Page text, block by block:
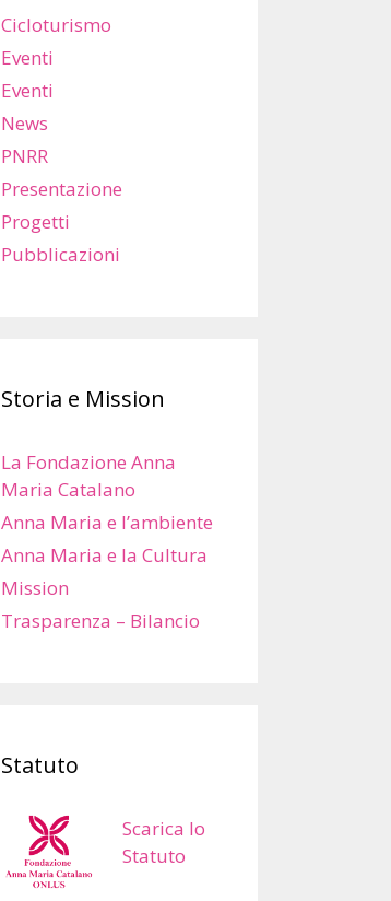
Cicloturismo
Eventi
Eventi
News
PNRR
Presentazione
Progetti
Pubblicazioni
Storia e Mission
La Fondazione Anna
Maria Catalano
Anna Maria e l’ambiente
Anna Maria e la Cultura
Mission
Trasparenza – Bilancio
Statuto
Scarica lo
Statuto